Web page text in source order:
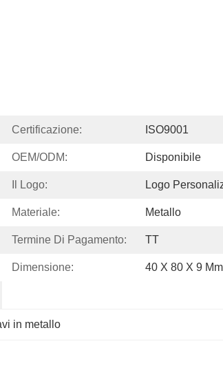
Certificazione: ISO9001
OEM/ODM: Disponibile
Il Logo: Logo
Materiale: Metallo
Termine Di Pagamento: TT
Dimensione: 40 X 80 X 9 Mm
in metallo